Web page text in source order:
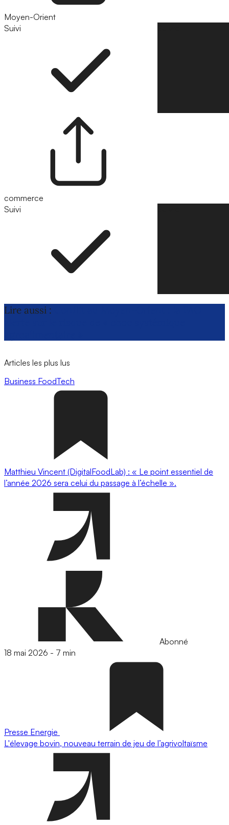
Moyen-Orient
Suivi
commerce
Suivi
Lire aussi :
Articles les plus lus
Business FoodTech
Matthieu Vincent (DigitalFoodLab) : « Le point essentiel de
l’année 2026 sera celui du passage à l’échelle ».
Abonné
18 mai 2026 - 7 min
Presse Energie
L'élevage bovin, nouveau terrain de jeu de l’agrivoltaïsme